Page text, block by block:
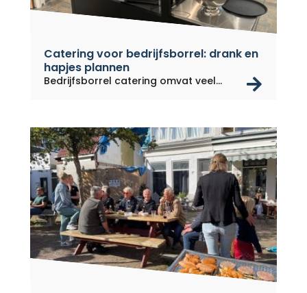
Catering voor bedrijfsborrel: drank en
hapjes plannen
Bedrijfsborrel catering omvat veel...